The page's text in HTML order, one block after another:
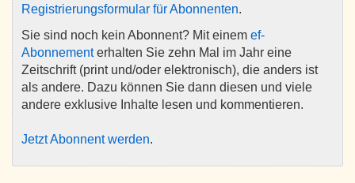
Registrierungsformular für Abonnenten.
Sie sind noch kein Abonnent? Mit einem ef-
Abonnementerhalten Sie zehn Mal im Jahr eine
Zeitschrift (print und/oder elektronisch), die anders ist
als andere. Dazu können Sie dann diesen und viele
andere exklusive Inhalte lesen und kommentieren.
Jetzt Abonnent werden.